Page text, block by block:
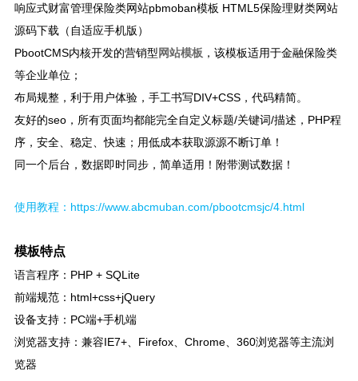
响应式财富管理保险类网站pbmoban模板 HTML5保险理财类网站
源码下载（自适应手机版）
PbootCMS内核开发的营销型网站模板 ，该模板适用于金融保险类
等企业单位；
布局规整，利于用户体验，手工书写DIV+CSS，代码精简。
友好的seo，所有页面均都能完全自定义标题/关键词/描述，PHP程
序，安全、稳定、快速；用低成本获取源源不断订单！
同一个后台，数据即时同步，简单适用！附带测试数据！
使用教程：https://www.abcmuban.com/pbootcmsjc/4.html
模板特点
语言程序：PHP + SQLite
前端规范：html+css+jQuery
设备支持：PC端+手机端
浏览器支持：兼容IE7+、Firefox、Chrome、360浏览器等主流浏
览器